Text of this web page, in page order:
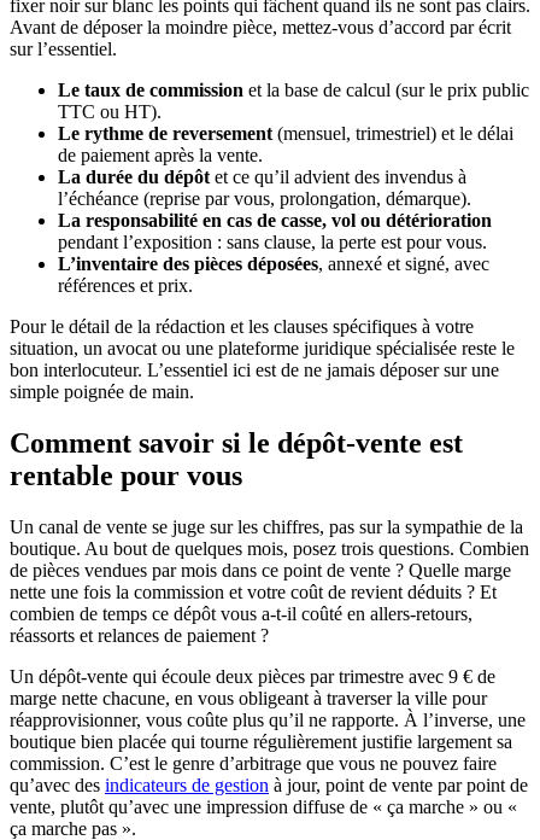
fixer noir sur blanc les points qui fâchent quand ils ne sont pas clairs.
Avant de déposer la moindre pièce, mettez-vous d’accord par écrit
sur l’essentiel.
Le taux de commission et la base de calcul (sur le prix public
TTC ou HT).
Le rythme de reversement (mensuel, trimestriel) et le délai
de paiement après la vente.
La durée du dépôt et ce qu’il advient des invendus à
l’échéance (reprise par vous, prolongation, démarque).
La responsabilité en cas de casse, vol ou détérioration
pendant l’exposition : sans clause, la perte est pour vous.
L’inventaire des pièces déposées, annexé et signé, avec
références et prix.
Pour le détail de la rédaction et les clauses spécifiques à votre
situation, un avocat ou une plateforme juridique spécialisée reste le
bon interlocuteur. L’essentiel ici est de ne jamais déposer sur une
simple poignée de main.
Comment savoir si le dépôt-vente est
rentable pour vous
Un canal de vente se juge sur les chiffres, pas sur la sympathie de la
boutique. Au bout de quelques mois, posez trois questions. Combien
de pièces vendues par mois dans ce point de vente ? Quelle marge
nette une fois la commission et votre coût de revient déduits ? Et
combien de temps ce dépôt vous a-t-il coûté en allers-retours,
réassorts et relances de paiement ?
Un dépôt-vente qui écoule deux pièces par trimestre avec 9 € de
marge nette chacune, en vous obligeant à traverser la ville pour
réapprovisionner, vous coûte plus qu’il ne rapporte. À l’inverse, une
boutique bien placée qui tourne régulièrement justifie largement sa
commission. C’est le genre d’arbitrage que vous ne pouvez faire
qu’avec des indicateurs de gestion à jour, point de vente par point de
vente, plutôt qu’avec une impression diffuse de « ça marche » ou «
ça marche pas ».